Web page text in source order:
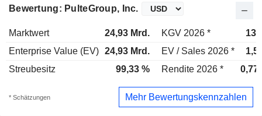
Bewertung: PulteGroup, Inc.
Marktwert 24,93 Mrd. KGV 2026 *
Enterprise Value (EV) 24,93 Mrd. EV / Sales 2026 *
Streubesitz
99,33 % Rendite 2026 * 0,77
* Schätzungen Mehr Bewertungskennzahlen